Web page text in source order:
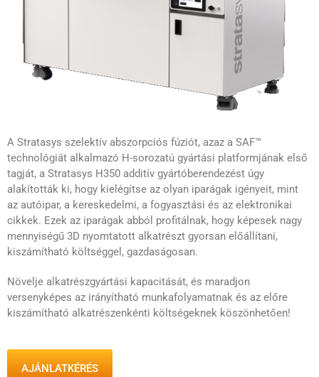
A Stratasys szelektív abszorpciós fúziót, azaz a SAF™
technológiát alkalmazó H-sorozatú gyártási platformjának első
tagját, a Stratasys H350 additív gyártóberendezést úgy
alakították ki, hogy kielégítse az olyan iparágak igényeit, mint
az autóipar, a kereskedelmi, a fogyasztási és az elektronikai
cikkek. Ezek az iparágak abból profitálnak, hogy képesek nagy
mennyiségű 3D nyomtatott alkatrészt gyorsan előállítani,
kiszámítható költséggel, gazdaságosan.
Növelje alkatrészgyártási kapacitását, és maradjon
versenyképes az irányítható munkafolyamatnak és az előre
kiszámítható alkatrészenkénti költségeknek köszönhetően!
AJÁNLATKÉRÉS